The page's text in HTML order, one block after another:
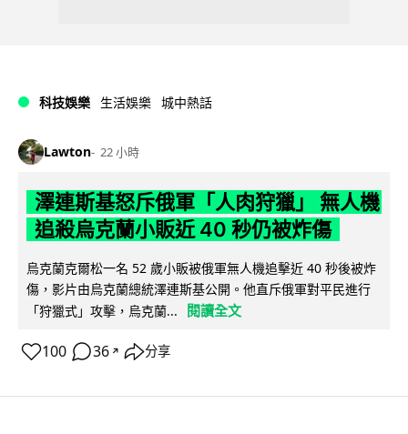
科技娛樂 生活娛樂 城中熱話
Lawton 22 小時
澤連斯基怒斥俄軍「人肉狩獵」 無人機
追殺烏克蘭小販近 40 秒仍被炸傷
烏克蘭克爾松一名 52 歲小販被俄軍無人機追擊近 40 秒後被炸
傷，影片由烏克蘭總統澤連斯基公開。他直斥俄軍對平民進行
「狩獵式」攻擊，烏克蘭...
閱讀全文
100 36 ↗ 分享